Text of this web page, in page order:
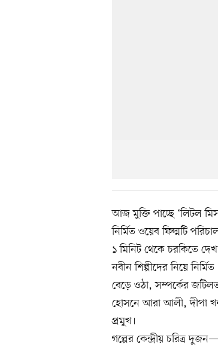
আজ মুক্তি পাচ্ছে ‘লিটল
নির্মিত ওয়েব ফিল্মটি
১ মিনিট থেকে চরকিতে
নবীন শিল্পীদের নিয়ে
বেড়ে ওঠা, সম্পর্কের
হোসনে আরা আলী, দীপা
প্রমুখ।
গল্পের কেন্দ্রীয় চরিত্র